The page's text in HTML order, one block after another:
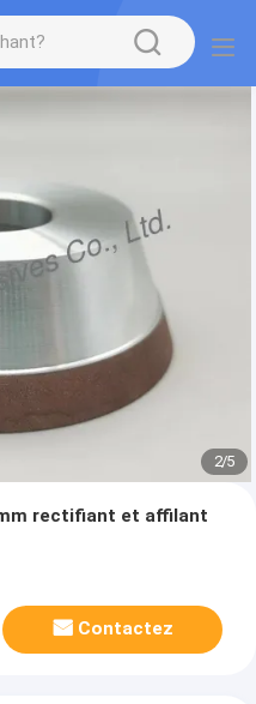
2/5
rectifiant et affilant
Contactez